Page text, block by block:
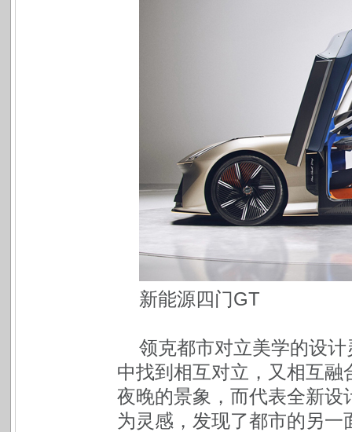
新能源四门GT
领克都市对立美学的设
中找到相互对立，又相互
夜晚的景象，而代表全新
为灵感，发现了都市的另一